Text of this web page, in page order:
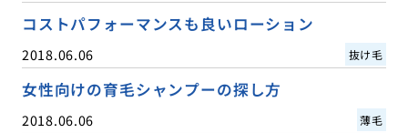
コストパフォーマンスも良いローション
2018.06.06 抜け毛
女性向けの育毛シャンプーの探し方
2018.06.06 薄毛